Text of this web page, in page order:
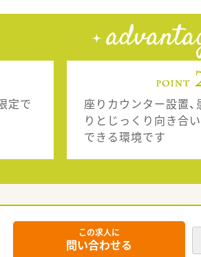
定で
座りカウンター設置
りとじっくり向き合
できる環境です
この求人に
問い合わせる